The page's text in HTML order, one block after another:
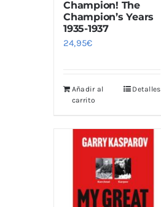
Champion! The
Champion’s Years
1935-1937
24,95€
Añadir al
carrito
Detalles